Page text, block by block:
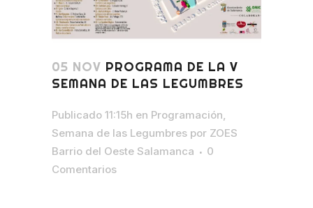
05 NOV PROGRAMA DE LA V
SEMANA DE LAS LEGUMBRES
Publicado 11:15h en Programación,
Semana de las Legumbres por ZOES
Barrio del Oeste Salamanca
0
Comentarios